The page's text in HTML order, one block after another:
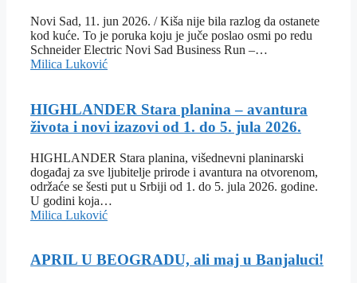
Novi Sad, 11. jun 2026. / Kiša nije bila razlog da ostanete
kod kuće. To je poruka koju je juče poslao osmi po redu
Schneider Electric Novi Sad Business Run –…
Milica Luković
HIGHLANDER Stara planina – avantura
života i novi izazovi od 1. do 5. jula 2026.
HIGHLANDER Stara planina, višednevni planinarski
događaj za sve ljubitelje prirode i avantura na otvorenom,
održaće se šesti put u Srbiji od 1. do 5. jula 2026. godine.
U godini koja…
Milica Luković
APRIL U BEOGRADU, ali maj u Banjaluci!